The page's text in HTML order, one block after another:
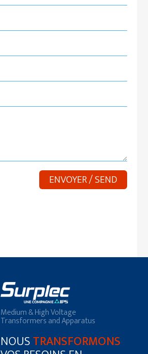
Medium & High Voltage
Transformers and Apparatus
NOUSTRANSFORMONS